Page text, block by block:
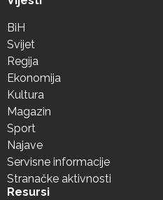
BiH
Svijet
Regija
Ekonomija
Kultura
Magazin
Sport
Najave
Servisne informacije
Stranačke aktivnosti
Resursi